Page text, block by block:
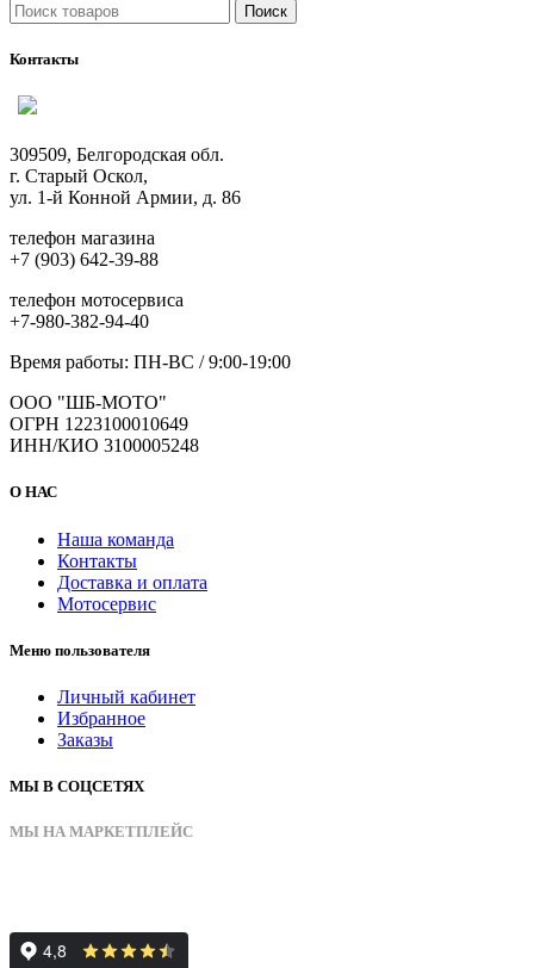
Поиск
Контакты
309509, Белгородская обл.
г. Старый Оскол,
ул. 1-й Конной Армии, д. 86
телефон магазина
+7 (903) 642-39-88
телефон мотосервиса
+7-980-382-94-40
Время работы: ПН-ВС / 9:00-19:00
ООО "ШБ-МОТО"
ОГРН 1223100010649
ИНН/КИО 3100005248
О НАС
Наша команда
Контакты
Доставка и оплата
Мотосервис
Меню пользователя
Личный кабинет
Избранное
Заказы
МЫ В СОЦСЕТЯХ
МЫ НА МАРКЕТПЛЕЙС